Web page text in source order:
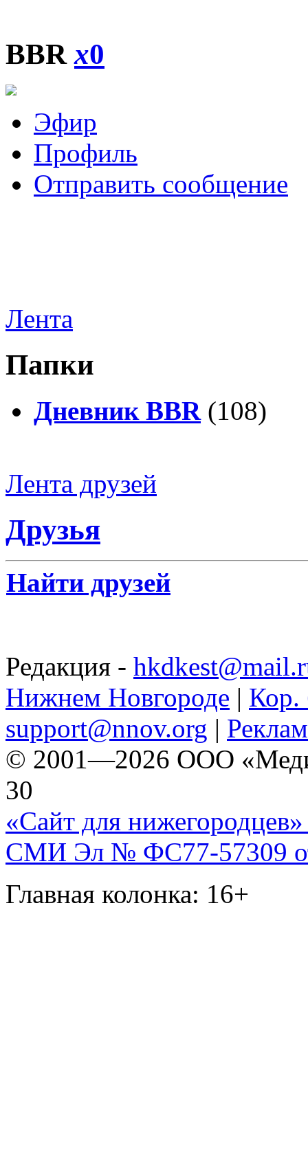
BBRx0
Эфир
Профиль
Отправить сообщение
Лента
Папки
Дневник BBR (108)
Лента друзей
Друзья
Найти друзей
Редакция -
Нижнем Новгороде | Кор.
support@nnov.org |
© 2001—2026 ООО
30
«Сайт для нижегородцев»
СМИ Эл № ФС77-57309
Главная колонка: 16+